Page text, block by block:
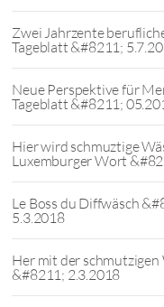
Zwei Jahrzente
Tageblatt &#8211;
Neue Perspektive für
Tageblatt &#8211;
Hier wird schmuztige
Luxemburger Wort
Le Boss du Diffwäsch
5.3.2018
Her mit der schmutzigen
&#8211; 2.3.2018